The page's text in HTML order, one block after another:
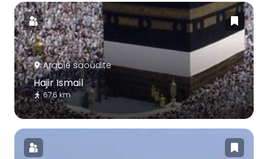
Arabie saoudite
Hajir Ismail
67.6 km